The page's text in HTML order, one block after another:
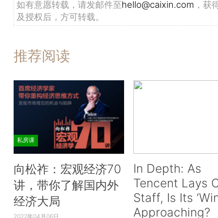
如有意愿转载，请发邮件至hello@caixin.com ，获
及授权后，方可转载。
推荐阅读
私房课
向松祚：宏观经济70
讲，带你了解国内外
经济大局
2022年04月06日
In Depth: As
Tencent Lays
Staff, Is Its
Approaching?